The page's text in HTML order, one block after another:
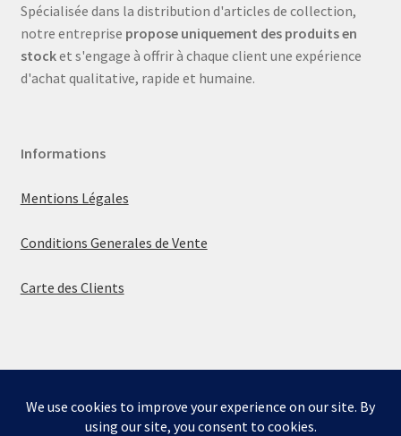
Bienvenue sur la boutique de Mumbly - Cartes de
Spécialisée dans la distribution d'articles de collection,
notre entreprise propose uniquement des produits en
stocket s'engage à offrir à chaque client une expérience
d'achat qualitative, rapide et humaine.
Informations
Mentions Légales
Conditions Generales de Vente
Carte des Clients
© La boutique de Mumbly 2026
Built with WooCommerce.